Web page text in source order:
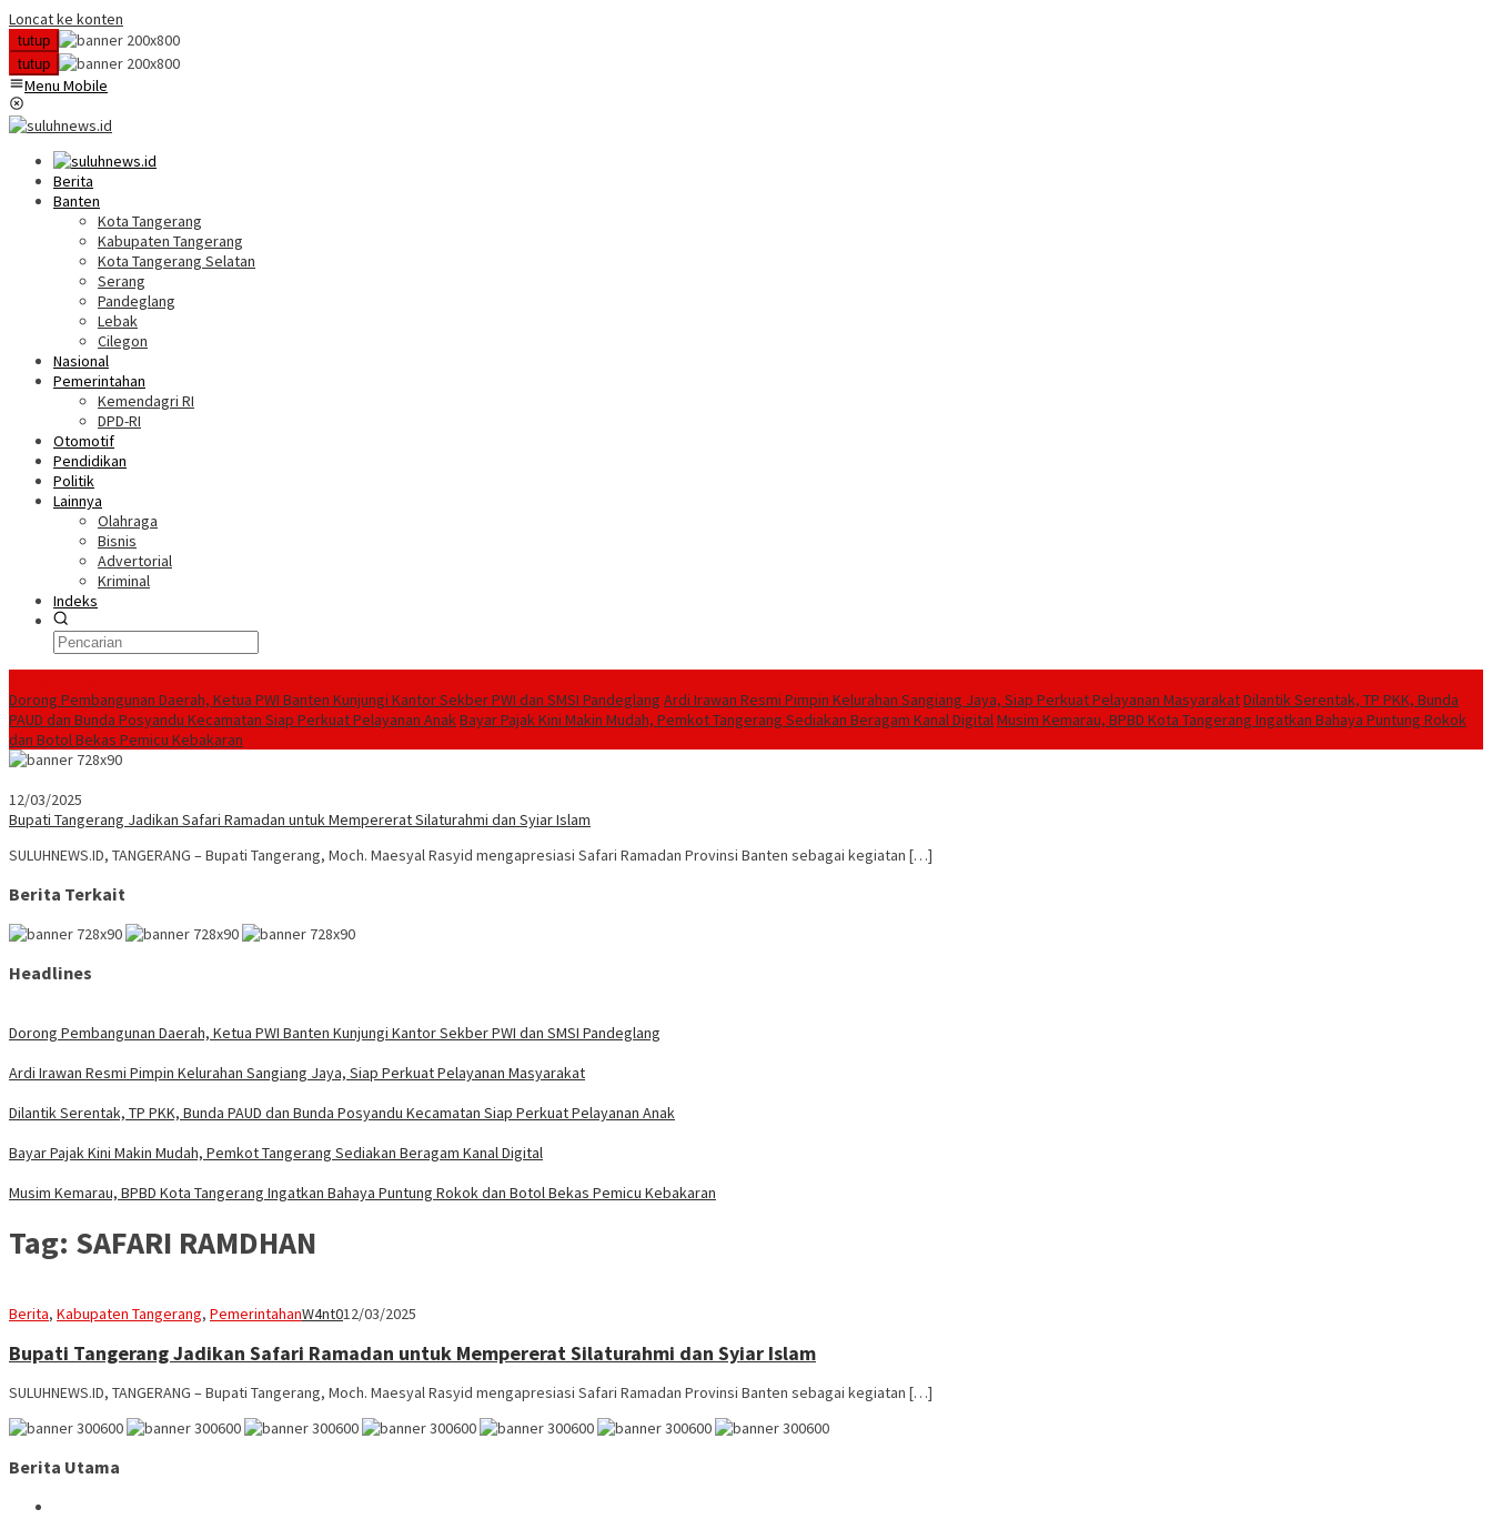
Loncat ke konten
tutup
tutup
Menu Mobile
Berita
Banten
Kota Tangerang
Kabupaten Tangerang
Kota Tangerang Selatan
Serang
Pandeglang
Lebak
Cilegon
Nasional
Pemerintahan
Kemendagri RI
DPD-RI
Otomotif
Pendidikan
Politik
Lainnya
Olahraga
Bisnis
Advertorial
Kriminal
Indeks
Dorong Pembangunan Daerah, Ketua PWI Banten Kunjungi Kantor Sekber PWI dan SMSI Pandeglang Ardi Irawan Resmi Pimpin Kelurahan Sangiang Jaya, Siap Perkuat Pelayanan MasyarakatDilantik Serentak, TP PKK, Bunda
PAUD dan Bunda Posyandu Kecamatan Siap Perkuat Pelayanan AnakBayar Pajak Kini Makin Mudah, Pemkot Tangerang Sediakan Beragam Kanal DigitalMusim Kemarau, BPBD Kota Tangerang Ingatkan Bahaya Puntung Rokok
dan Botol Bekas Pemicu Kebakaran
12/03/2025
Bupati Tangerang Jadikan Safari Ramadan untuk Mempererat Silaturahmi dan Syiar Islam
SULUHNEWS.ID, TANGERANG – Bupati Tangerang, Moch. Maesyal Rasyid mengapresiasi Safari Ramadan Provinsi Banten sebagai kegiatan […]
Berita Terkait
Headlines
Dorong Pembangunan Daerah, Ketua PWI Banten Kunjungi Kantor Sekber PWI dan SMSI Pandeglang
Ardi Irawan Resmi Pimpin Kelurahan Sangiang Jaya, Siap Perkuat Pelayanan Masyarakat
Dilantik Serentak, TP PKK, Bunda PAUD dan Bunda Posyandu Kecamatan Siap Perkuat Pelayanan Anak
Bayar Pajak Kini Makin Mudah, Pemkot Tangerang Sediakan Beragam Kanal Digital
Musim Kemarau, BPBD Kota Tangerang Ingatkan Bahaya Puntung Rokok dan Botol Bekas Pemicu Kebakaran
Tag: SAFARI RAMDHAN
Berita, Kabupaten Tangerang, PemerintahanW4nt012/03/2025
Bupati Tangerang Jadikan Safari Ramadan untuk Mempererat Silaturahmi dan Syiar Islam
SULUHNEWS.ID, TANGERANG – Bupati Tangerang, Moch. Maesyal Rasyid mengapresiasi Safari Ramadan Provinsi Banten sebagai kegiatan […]
Berita Utama